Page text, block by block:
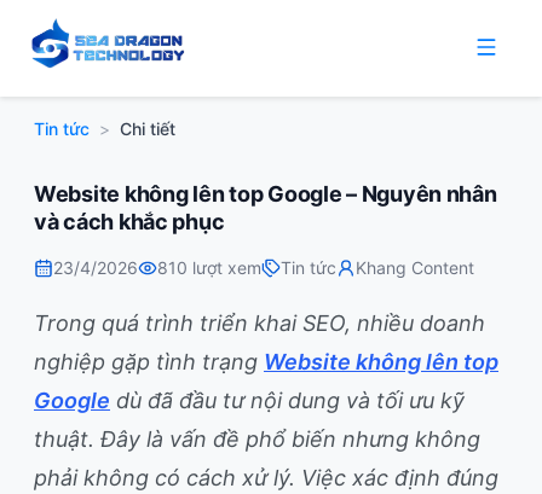
Tin tức > Chi tiết
Website không lên top Google – Nguyên nhân
và cách khắc phục
23/4/2026 810 lượt xem Tin tức Khang Content
Trong quá trình triển khai SEO, nhiều doanh
nghiệp gặp tình trạng Website không lên top
Google dù đã đầu tư nội dung và tối ưu kỹ
thuật. Đây là vấn đề phổ biến nhưng không
phải không có cách xử lý. Việc xác định đúng